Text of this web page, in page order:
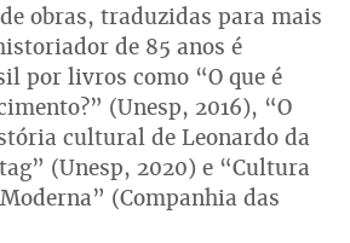
obras, traduzidas para mais
de 85 anos é
por livros como “O que é
(Unesp, 2016), “O
cultural de Leonardo da
(Unesp, 2020) e “Cultura
(Companhia das